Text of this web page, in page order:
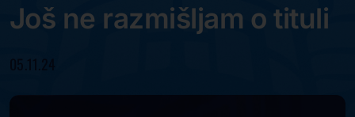
Još ne razmišljam o tituli